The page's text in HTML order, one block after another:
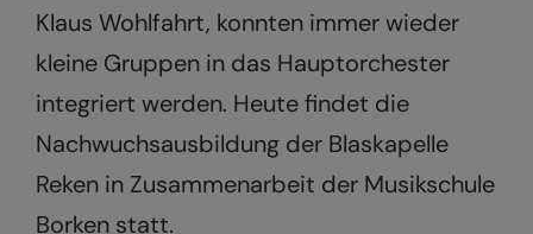
Klaus Wohlfahrt, konnten immer wieder
kleine Gruppen in das Hauptorchester
integriert werden. Heute findet die
Nachwuchsausbildung der Blaskapelle
Reken in Zusammenarbeit der Musikschule
Borken statt.